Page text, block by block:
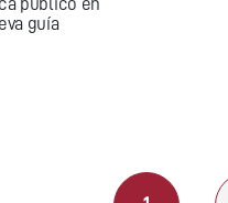
publicó en
guía